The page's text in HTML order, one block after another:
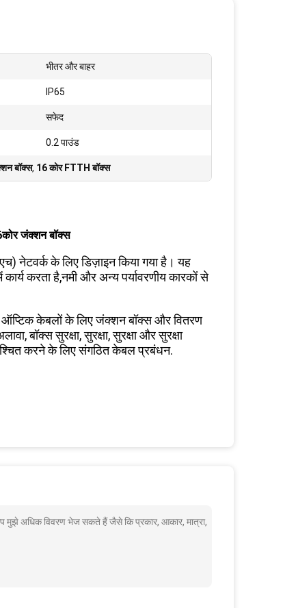
भीतर और बाहर
IP65
सफेद
0.2 पाउंड
बॉक्स, 16 कोर FTTH बॉक्स
जंक्शन बॉक्स
नेटवर्क के लिए डिज़ाइन किया गया है। यह
करता है,नमी और अन्य पर्यावरणीय कारकों से
ऑप्टिक केबलों के लिए जंक्शन बॉक्स और वितरण
बॉक्स सुरक्षा, सुरक्षा, सुरक्षा और सुरक्षा
करने के लिए संगठित केबल प्रबंधन.
मुझे अधिक विवरण भेज सकते हैं जैसे कि प्रकार, आकार, मात्रा,